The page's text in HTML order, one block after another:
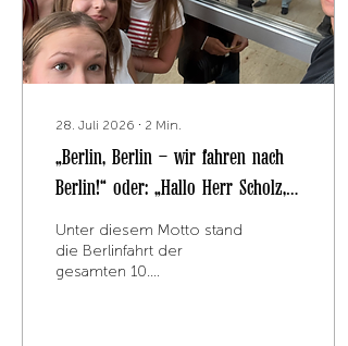
Seenlandschaft
umgewandelt wurde. Vor
Ort wurde deutlich, wie
eng Natur, Wirtschaft und
28. Juli 2026 ∙ 2 Min.
„Berlin, Berlin – wir fahren nach
Berlin!“ oder: „Hallo Herr Scholz,
Unter diesem Motto stand
die Berlinfahrt der
gesamten 10.